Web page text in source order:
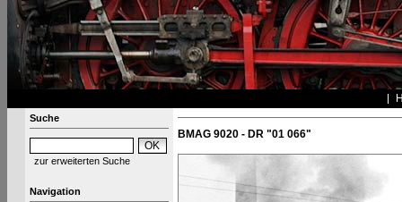
Suche
zur erweiterten Suche
Navigation
BMAG 9020 - DR "01 066"